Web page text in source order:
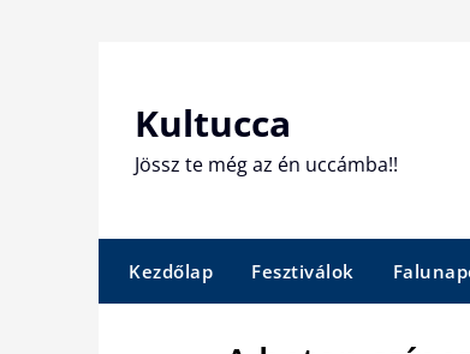
Kultucca
Jössz te még az én uccámba!!
Kezdőlap Fesztiválok